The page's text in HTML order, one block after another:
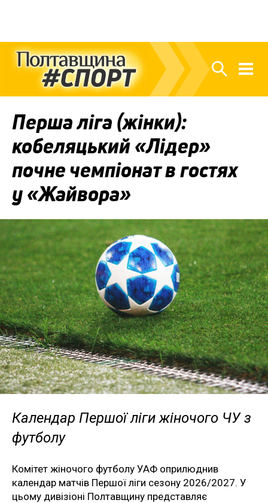
Перша ліга (жінки):
кобеляцький «Лідер»
почне чемпіонат в гостях
у «Жайвора»
Календар Першої ліги жіночого ЧУ з
футболу
Комітет жіночого футболу УАФ оприлюднив
календар матчів Першої ліги сезону 2026/2027. У
цьому дивізіоні Полтавщину представляє